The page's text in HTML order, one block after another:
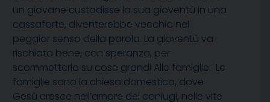
un giovane custodisse la sua gioventù in una
cassaforte, diventerebbe vecchia nel
peggior senso della parola. La gioventù va
rischiata bene, con speranza, per
scommetterla su cose grandi Alle famiglie:  Le
famiglie sono la chiesa domestica, dove
Gesù cresce nell’amore dei coniugi, nelle vite